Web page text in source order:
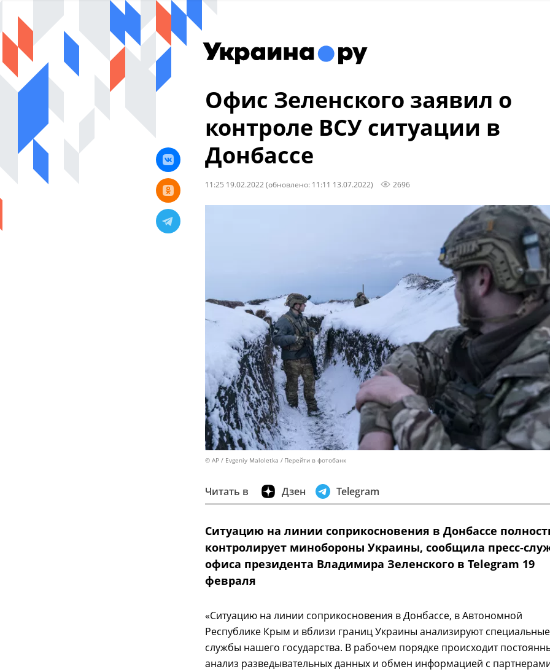
Офис Зеленского заявил о
контроле ВСУ ситуации в
Донбассе
11:25 19.02.2022 (обновлено: 11:11 13.07.2022) 2696
© AP / Evgeniy Maloletka Перейти в фотобанк
Читать в Дзен Telegram
Ситуацию на линии соприкосновения в Донбассе
контролирует минобороны Украины, сообщила пресс-
офиса президента Владимира Зеленского в Telegram 19
февраля
«Ситуацию на линии соприкосновения в Донбассе, в Автономной
Республике Крым и вблизи границ Украины анализируют специальные
службы нашего государства. В рабочем порядке происходит
анализ разведывательных данных и обмен информацией с